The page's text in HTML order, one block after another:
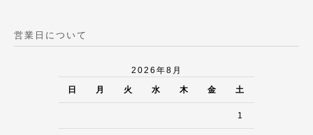
営業日について
2026年8月
日 月 火 水 木 金 土
1